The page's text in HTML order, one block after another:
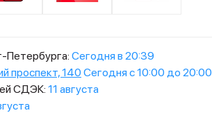
Петербурга: Сегодня в 20:39
проспект, 140 Сегодня с 10:00 до 20:00
СДЭК: 11 августа